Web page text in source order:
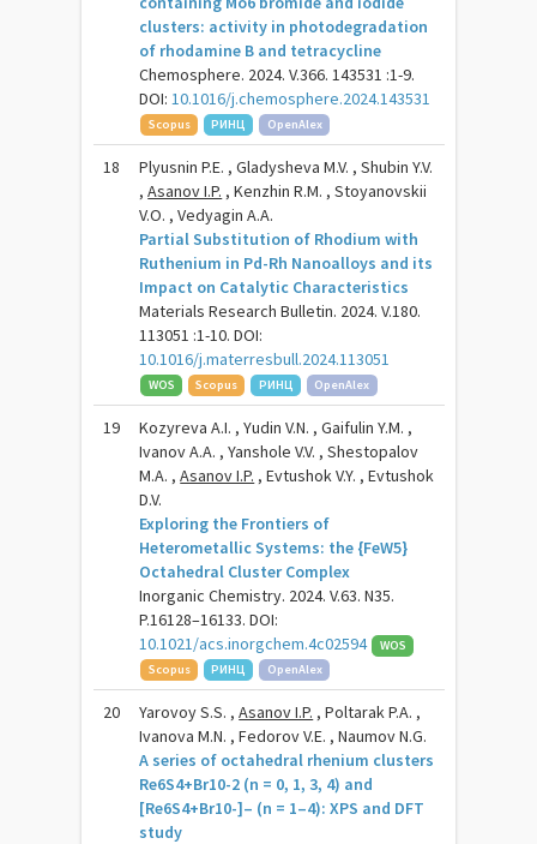
clusters: activity in photodegradation
of rhodamine B and tetracycline
Chemosphere. 2024. V.366. 143531 :1-9.
DOI:10.1016/j.chemosphere.2024.143531
Scopus РИНЦ OpenAlex
18
Plyusnin P.E. , Gladysheva M.V. , Shubin Y.V.
,Asanov I.P. , Kenzhin R.M. , Stoyanovskii
V.O. , Vedyagin A.A.
Partial Substitution of Rhodium with
Ruthenium in Pd-Rh Nanoalloys and its
Impact on Catalytic Characteristics
Materials Research Bulletin. 2024. V.180.
113051 :1-10. DOI:
10.1016/j.materresbull.2024.113051
WOS Scopus РИНЦ OpenAlex
19
Kozyreva A.I. , Yudin V.N. , Gaifulin Y.M. ,
Ivanov A.A. , Yanshole V.V. , Shestopalov
M.A. ,Asanov I.P. , Evtushok V.Y. , Evtushok
D.V.
Exploring the Frontiers of
Heterometallic Systems: the {FeW5}
Octahedral Cluster Complex
Inorganic Chemistry. 2024. V.63. N35.
P.16128–16133. DOI:
10.1021/acs.inorgchem.4c02594
WOS
Scopus
РИНЦ OpenAlex
20 Yarovoy S.S. ,Asanov I.P. , Poltarak P.A. ,
Ivanova M.N. , Fedorov V.E. , Naumov N.G.
A series of octahedral rhenium clusters
Re6S4+Br10-2 (n = 0, 1, 3, 4) and
[Re6S4+Br10-]– (n = 1–4): XPS and DFT
study